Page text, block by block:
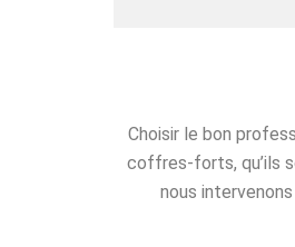
Choisir le bon
coffres-forts, qu’ils
nous